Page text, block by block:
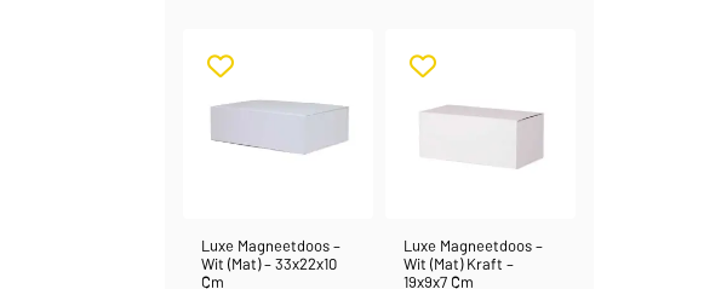
Luxe Magneetdoos –
Wit (mat) – 33x22x10
Cm
Luxe Magneetdoos –
Wit (mat) Kraft –
19x9x7 Cm